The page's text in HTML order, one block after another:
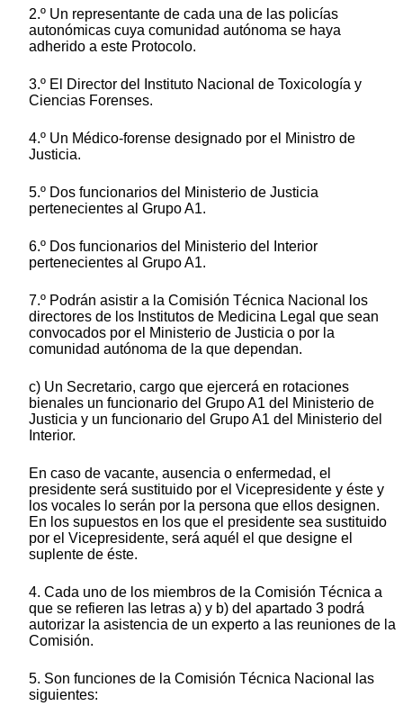
2.º Un representante de cada una de las policías
autonómicas cuya comunidad autónoma se haya
adherido a este Protocolo.
3.º El Director del Instituto Nacional de Toxicología y
Ciencias Forenses.
4.º Un Médico-forense designado por el Ministro de
Justicia.
5.º Dos funcionarios del Ministerio de Justicia
pertenecientes al Grupo A1.
6.º Dos funcionarios del Ministerio del Interior
pertenecientes al Grupo A1.
7.º Podrán asistir a la Comisión Técnica Nacional los
directores de los Institutos de Medicina Legal que sean
convocados por el Ministerio de Justicia o por la
comunidad autónoma de la que dependan.
c) Un Secretario, cargo que ejercerá en rotaciones
bienales un funcionario del Grupo A1 del Ministerio de
Justicia y un funcionario del Grupo A1 del Ministerio del
Interior.
En caso de vacante, ausencia o enfermedad, el
presidente será sustituido por el Vicepresidente y éste y
los vocales lo serán por la persona que ellos designen.
En los supuestos en los que el presidente sea sustituido
por el Vicepresidente, será aquél el que designe el
suplente de éste.
4. Cada uno de los miembros de la Comisión Técnica a
que se refieren las letras a) y b) del apartado 3 podrá
autorizar la asistencia de un experto a las reuniones de la
Comisión.
5. Son funciones de la Comisión Técnica Nacional las
siguientes: